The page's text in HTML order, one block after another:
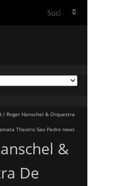
Suche
/ Roger Hanschel & Orquestra
Theatro Sao Pedro news
&
De